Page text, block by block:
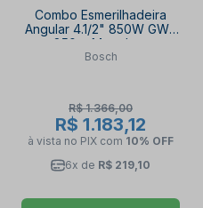
Combo Esmerilhadeira
Angular 4.1/2" 850W GWS
850 e Martelete
Perfurador Rompedor
Bosch
R$ 1.366,00
R$ 1.183,12
à vista no PIX com 10% OFF
6x de R$ 219,10